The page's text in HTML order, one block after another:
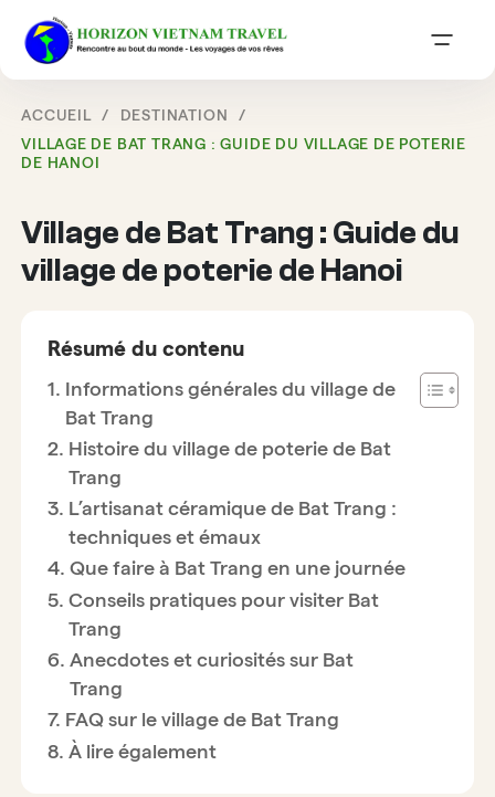
ACCUEIL
DESTINATION
VILLAGE DE BAT TRANG : GUIDE DU VILLAGE DE POTERIE
DE HANOI
Village de Bat Trang : Guide du
village de poterie de Hanoi
Résumé du contenu
Informations générales du village de
Bat Trang
Histoire du village de poterie de Bat
Trang
L’artisanat céramique de Bat Trang :
techniques et émaux
Que faire à Bat Trang en une journée
Conseils pratiques pour visiter Bat
Trang
Anecdotes et curiosités sur Bat
Trang
FAQ sur le village de Bat Trang
À lire également